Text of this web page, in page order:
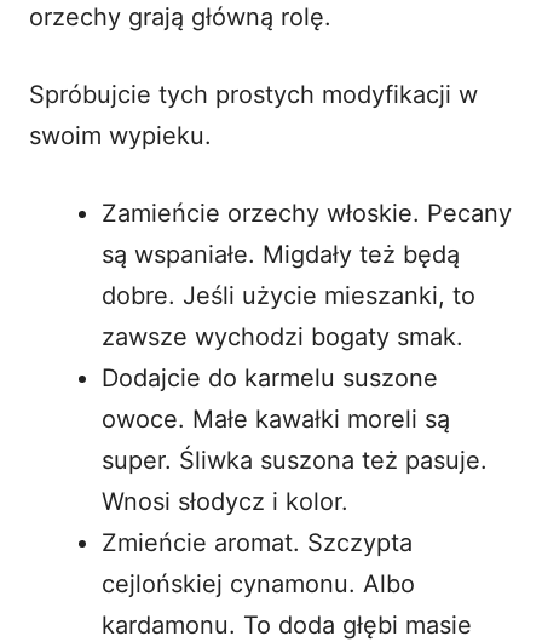
orzechy grają główną rolę.
Spróbujcie tych prostych modyfikacji w
swoim wypieku.
Zamieńcie orzechy włoskie. Pecany
są wspaniałe. Migdały też będą
dobre. Jeśli użycie mieszanki, to
zawsze wychodzi bogaty smak.
Dodajcie do karmelu suszone
owoce. Małe kawałki moreli są
super. Śliwka suszona też pasuje.
Wnosi słodycz i kolor.
Zmieńcie aromat. Szczypta
cejlońskiej cynamonu. Albo
kardamonu. To doda głębi masie